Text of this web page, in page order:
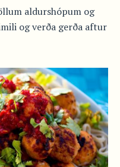
aldurshópum og
og verða gerða aftur